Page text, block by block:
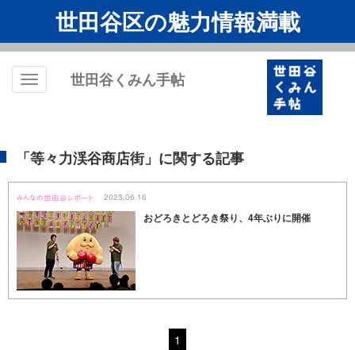
世田谷区の魅力情報満載
Toggle
世田谷くみん手帖
「等々力渓谷商店街」に関する記事
2023.06.16
おどろきとどろき祭り、4年ぶりに開催
1